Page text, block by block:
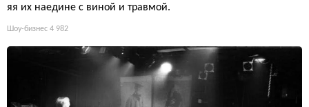
яя их наедине с виной и травмой.
Шоу-бизнес 4 982